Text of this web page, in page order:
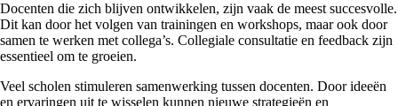
Docenten die zich blijven ontwikkelen, zijn vaak de meest succesvolle.
Dit kan door het volgen van trainingen en workshops, maar ook door
samen te werken met collega’s. Collegiale consultatie en feedback zijn
essentieel om te groeien.
Veel scholen stimuleren samenwerking tussen docenten. Door ideeën
en ervaringen uit te wisselen kunnen nieuwe strategieën en